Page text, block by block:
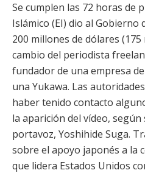
Se cumplen las 72 horas de
Islámico (EI) dio al Gobierno
200 millones de dólares
cambio del periodista
fundador de una empresa
una Yukawa. Las
haber tenido contacto
la aparición del vídeo,
portavoz, Yoshihide Suga.
sobre el apoyo japonés a la
que lidera Estados Unidos